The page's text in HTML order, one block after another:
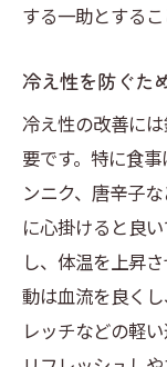
する一助とするこ
冷え性を防ぐた
冷え性の改善に
要です。特に食
ンニク、唐辛子
に心掛けると良
し、体温を上昇
動は血流を良く
レッチなどの軽